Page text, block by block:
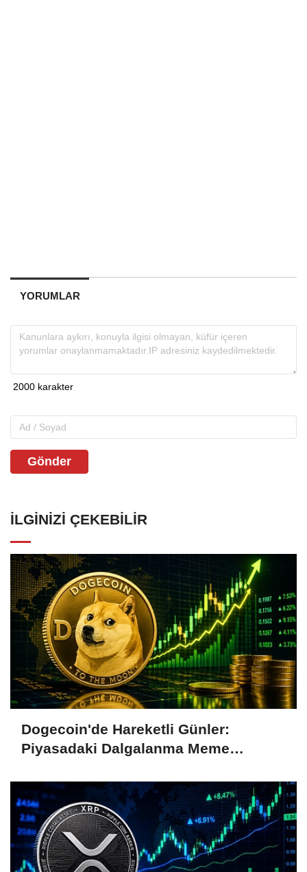
YORUMLAR
Gönder
İLGINIZI ÇEKEBILIR
Dogecoin'de Hareketli Günler:
Piyasadaki Dalgalanma Meme